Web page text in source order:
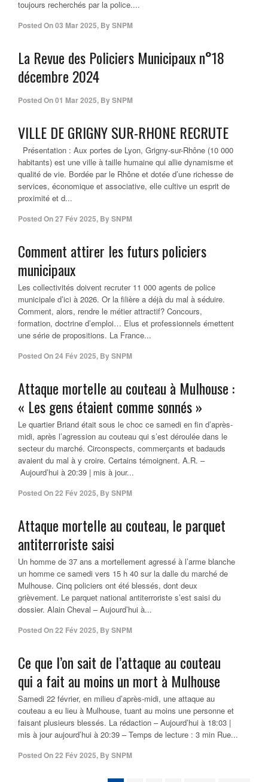
toujours recherchés par la police....
Posted On03 Mar 2025, BySNPM
La Revue des Policiers Municipaux n°18
décembre 2024
Posted On01 Mar 2025, BySNPM
VILLE DE GRIGNY SUR-RHONE RECRUTE
Présentation : Aux portes de Lyon, Grigny-sur-Rhône (10 000
habitants) est une ville à taille humaine qui allie dynamisme et
qualité de vie. Bordée par le Rhône et dotée d’une richesse de
services, économique et associative, elle cultive un esprit de
proximité et d...
Posted On27 Fév 2025, BySNPM
Comment attirer les futurs policiers
municipaux
Les collectivités doivent recruter 11 000 agents de police
municipale d’ici à 2026. Or la filière a déjà du mal à séduire.
Comment, alors, rendre le métier attractif? Concours,
formation, doctrine d’emploi… Elus et professionnels émettent
une série de propositions. La France...
Posted On24 Fév 2025, BySNPM
Attaque mortelle au couteau à Mulhouse :
« Les gens étaient comme sonnés »
Le quartier Briand était sous le choc ce samedi en fin d’après-
midi, après l’agression au couteau qui s’est déroulée dans le
secteur du marché. Circonspects, commerçants et badauds
avaient du mal à y croire. Certains témoignent. A.R. –
Aujourd’hui à 20:39 | mis à jour...
Posted On22 Fév 2025, BySNPM
Attaque mortelle au couteau, le parquet
antiterroriste saisi
Un homme de 37 ans a mortellement agressé à l’arme blanche
un homme ce samedi vers 15 h 40 sur la dalle du marché de
Mulhouse. Cinq policiers ont été blessés, dont deux
grièvement. Le parquet national antiterroriste s’est saisi du
dossier. Alain Cheval – Aujourd’hui à...
Posted On22 Fév 2025, BySNPM
Ce que l’on sait de l’attaque au couteau
qui a fait au moins un mort à Mulhouse
Samedi 22 février, en milieu d’après-midi, une attaque au
couteau a eu lieu à Mulhouse, tuant au moins une personne et
faisant plusieurs blessés. La rédaction – Aujourd’hui à 18:03 |
mis à jour aujourd’hui à 20:39 – Temps de lecture : 3 min Rue...
Posted On22 Fév 2025, BySNPM